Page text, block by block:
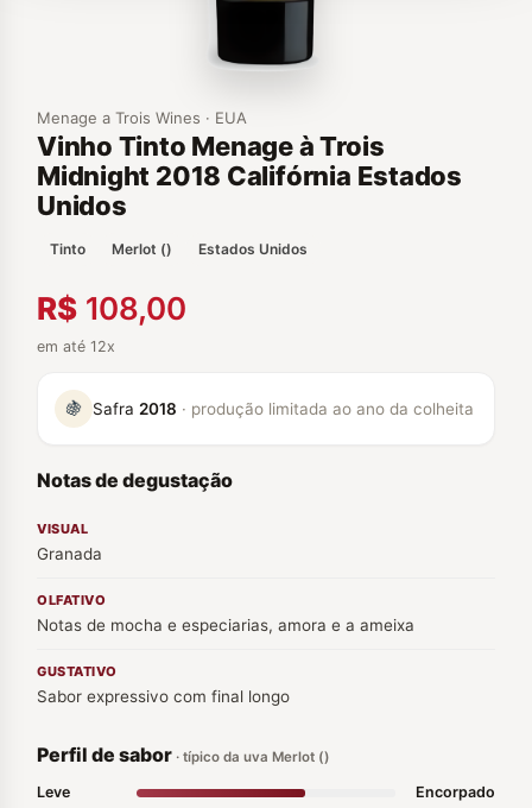
Menage a Trois Wines · EUA
Vinho Tinto Menage à Trois
Midnight 2018 Califórnia Estados
Unidos
Tinto Merlot () Estados Unidos
R$ 108,00
em até 12x
🍇 Safra 2018 · produção limitada ao ano da colheita
Notas de degustação
VISUAL
Granada
OLFATIVO
Notas de mocha e especiarias, amora e a ameixa
GUSTATIVO
Sabor expressivo com final longo
Perfil de sabor · típico da uva Merlot ()
Leve
Encorpado